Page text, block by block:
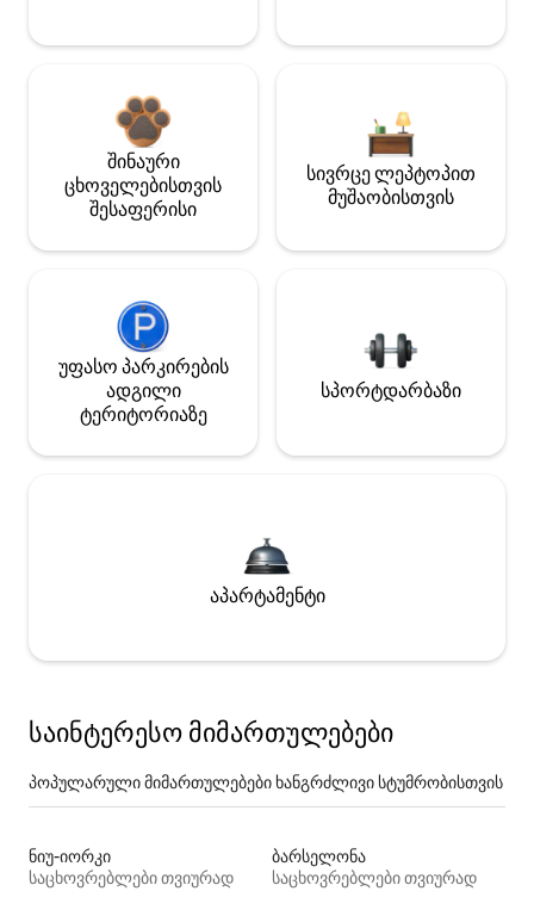
შინაური
ცხოველებისთვის
შესაფერისი
სივრცე ლეპტოპით
მუშაობისთვის
უფასო პარკირების
ადგილი
ტერიტორიაზე
სპორტდარბაზი
აპარტამენტი
საინტერესო მიმართულებები
პოპულარული მიმართულებები ხანგრძლივი სტუმრობისთვის
ნიუ-იორკი
საცხოვრებლები თვიურად
ბარსელონა
საცხოვრებლები თვიურად